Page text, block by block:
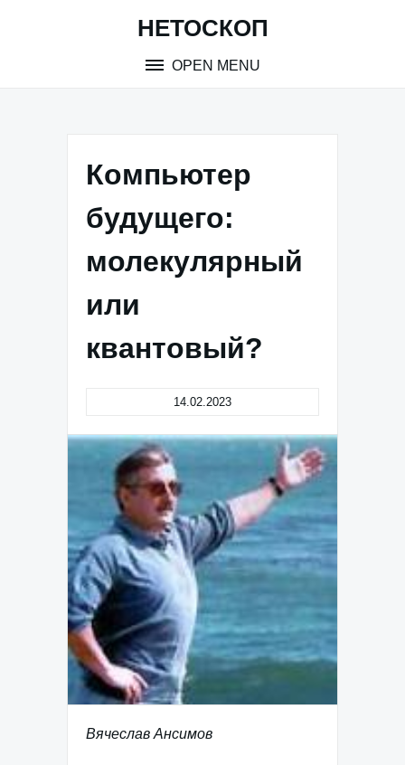
НЕТОСКОП
OPEN MENU
Компьютер
будущего:
молекулярный
или
квантовый?
14.02.2023
Вячеслав Ансимов